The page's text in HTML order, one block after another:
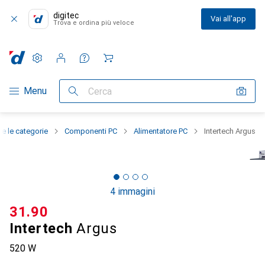
digitec
Trova e ordina più veloce Vai all'app
Categoria Navigazione
Menu Cerca
Impostazioni
Conto cliente
Liste di confronto
Liste dei desideri
Carrello
le categorie Componenti PC Alimentatore PC Intertech Argus
4 immagini
Intertech Argus
520 W
CHF
31.90